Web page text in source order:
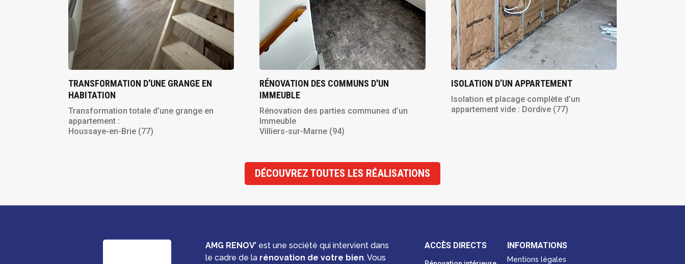
TRANSFORMATION D'UNE GRANGE EN
HABITATION
Transformation totale d’une grange en
appartement :
Houssaye-en-Brie (77)
RÉNOVATION DES COMMUNS D'UN
IMMEUBLE
Rénovation des parties communes d’un
Immeuble
Villiers-sur-Marne (94)
ISOLATION D’UN APPARTEMENT
Isolation et placage complète d’un
appartement vide : Dordive (77)
DÉCOUVREZ TOUTES LES RÉALISATIONS
AMG RENOV’ est une société qui intervient dans
le cadre de la rénovation de votre bien. Vous
ACCÈS DIRECTS INFORMATIONS
Mentions légales